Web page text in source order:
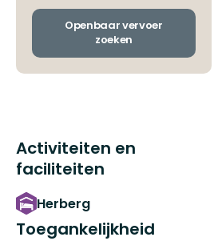
en
Openbaar vervoer
zoeken
Activiteiten en
faciliteiten
Herberg
Toegankelijkheid